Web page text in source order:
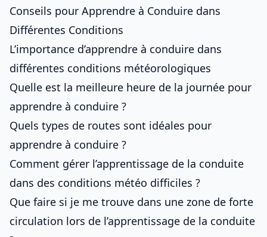
Conseils pour Apprendre à Conduire dans
Différentes Conditions
L’importance d’apprendre à conduire dans
différentes conditions météorologiques
Quelle est la meilleure heure de la journée pour
apprendre à conduire ?
Quels types de routes sont idéales pour
apprendre à conduire ?
Comment gérer l’apprentissage de la conduite
dans des conditions météo difficiles ?
Que faire si je me trouve dans une zone de forte
circulation lors de l’apprentissage de la conduite